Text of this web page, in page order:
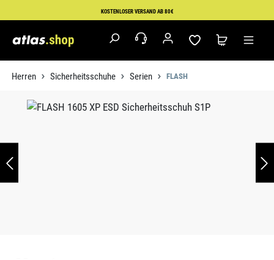
Zum Hauptinhalt springenKOSTENLOSER VERSAND AB 80€
Herren Sicherheitsschuhe Serien FLASH
Bildergalerie überspringen